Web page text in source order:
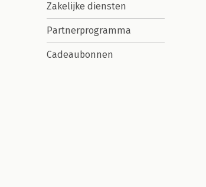
Zakelijke diensten
Partnerprogramma
Cadeaubonnen